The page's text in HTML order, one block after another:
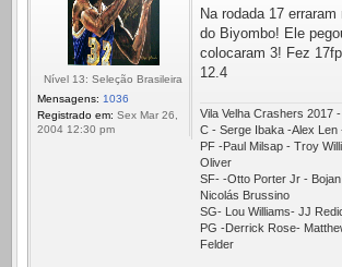
Nível 13: Seleção Brasileira
Mensagens: 1036
Registrado em: Sex Mar 26,
2004 12:30 pm
Na rodada 17
do Biyombo! Ele
colocaram 3! Fez
12.4
Vila Velha Crashers 2017
C - Serge Ibaka -Alex Len
PF -Paul Milsap - Troy
Oliver
SF- -Otto Porter Jr -
Nicolás Brussino
SG- Lou Williams- JJ
PG -Derrick Rose-
Felder